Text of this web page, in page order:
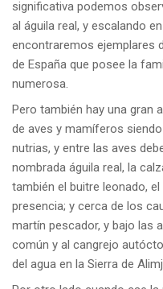
significativa podemos
al águila real, y escalando
encontraremos ejemplares
de España que posee la
numerosa.
Pero también hay una gran
de aves y mamíferos
nutrias, y entre las aves
nombrada águila real, la
también el buitre leonado,
presencia; y cerca de los
martín pescador, y bajo las
común y al cangrejo
del agua en la Sierra de